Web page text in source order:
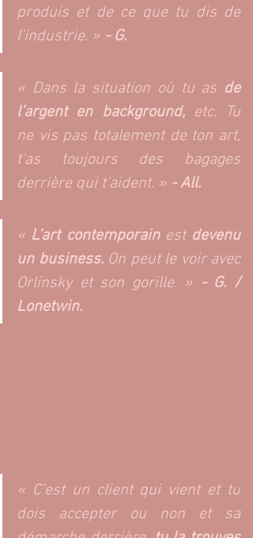
produis et de ce que tu dis de
l’industrie. » - G.
« Dans la situation où tu as de
l’argent en background, etc. Tu
ne vis pas totalement de ton art,
t'as toujours des bagages
derrière qui t’aident. » - All.
« L’art contemporain est devenu
un business. On peut le voir avec
Orlinsky et son gorille. » - G. /
Lonetwin.
« C’est un client qui vient et tu
dois accepter ou non et sa